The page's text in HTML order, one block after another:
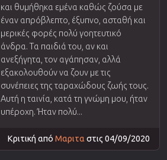
και θυμήθηκα εμένα καθώς ζούσα με
έναν απρόβλεπτο, έξυπνο, ασταθή και
μερικές φορές πολύ γοητευτικό
άνδρα. Τα παιδιά του, αν και
ανεξήγητα, τον αγάπησαν, αλλά
εξακολουθούν να ζουν με τις
συνέπειες της ταραχώδους ζωής τους.
Αυτή η ταινία, κατά τη γνώμη μου, ήταν
υπέροχη. Ήταν πολύ...
Κριτική από Μαριταστις 04/09/2020